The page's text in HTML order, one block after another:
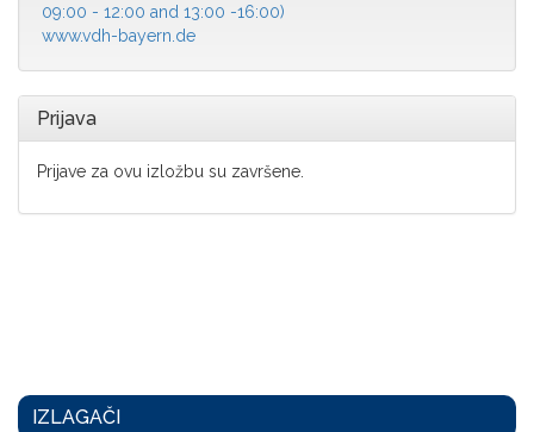
09:00 - 12:00 and 13:00 -16:00)
www.vdh-bayern.de
Prijava
Prijave za ovu izložbu su završene.
IZLAGAČI